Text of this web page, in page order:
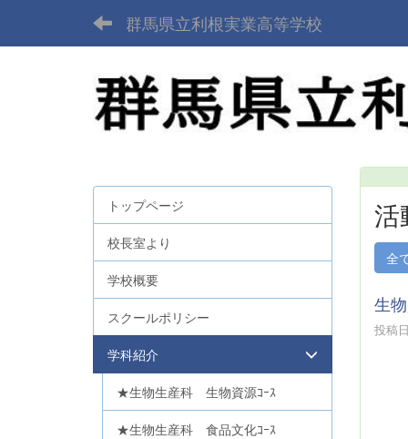
群馬県立利根実業高等学校
活
全
生
投稿
トップページ
校長室より
学校概要
スクールポリシー
学科紹介
★生物生産科 生物資源ｺｰｽ
★生物生産科 食品文化ｺｰｽ